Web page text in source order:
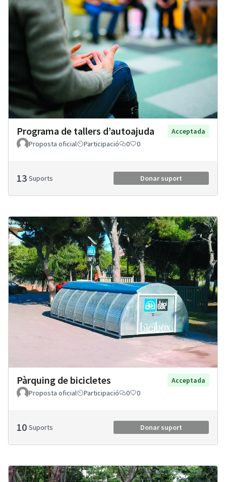
Programa de tallers d’autoajuda
Acceptada
Proposta oficial
Participació 0 0
13 Suports Donar suport
Pàrquing de bicicletes
Acceptada
Proposta oficial
Participació 0 0
10 Suports Donar suport